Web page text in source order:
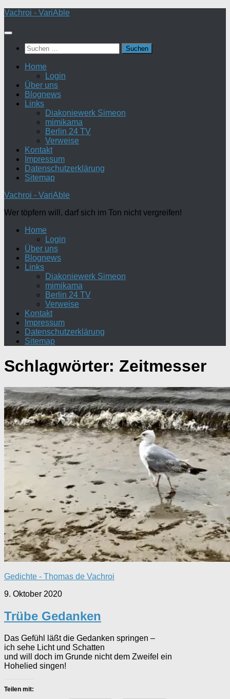
Zum
springen
Vachroi - VariAble
Suchen
nach:
Home
Login
Über uns
Blognews
Links
Diakoniewerk Simeon
mimikama
Berlin 24 TV
Verweise
Kontakt
Impressum
Datenschutzerklärung
Sitemap
Vachroi - VariAble
Wer töpfern will, darf sich im Ton nicht vergreifen!
Home
Login
Über uns
Blognews
Links
Diakoniewerk Simeon
mimikama
Berlin 24 TV
Verweise
Kontakt
Impressum
Datenschutzerklärung
Sitemap
Schlagwörter: Zeitmesser
Gedichte - Thomas de Vachroi
9. Oktober 2020
Trübe Gedanken
Das Gefühl läßt die Gedanken springen –
ich sehe Licht und Schatten
und will doch im Grunde nicht dem Zweifel ein
Hohelied singen!
Teilen mit: